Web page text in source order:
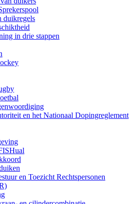
duikregels
in drie stappen
en het Nationaal Dopingreglement
en Toezicht Rechtspersonen